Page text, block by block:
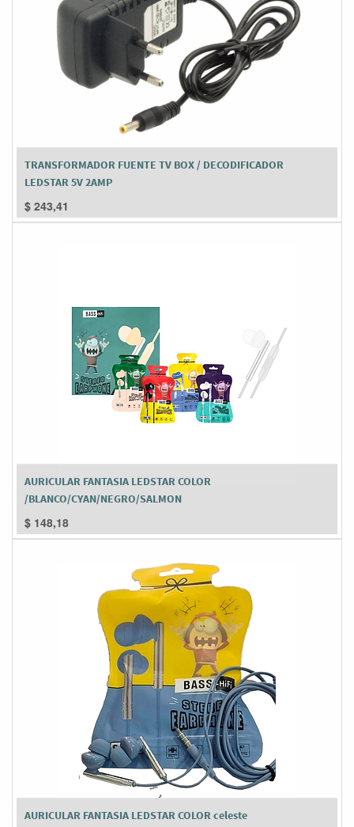
TRANSFORMADOR FUENTE TV BOX / DECODIFICADOR
LEDSTAR 5V 2AMP
$ 243,41
AURICULAR FANTASIA LEDSTAR COLOR
/BLANCO/CYAN/NEGRO/SALMON
$ 148,18
AURICULAR FANTASIA LEDSTAR COLOR celeste